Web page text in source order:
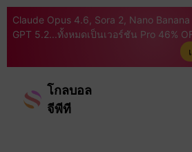
Claude Opus 4.6, Sora 2, Nano Banana
GPT 5.2...ทั้งหมดเป็นเวอร์ชัน Pro 46%
โกลบอล
จีพีที